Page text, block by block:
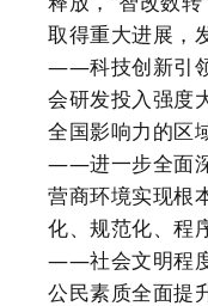
取得重大进展，
——科技创新引领
会研发投入强度
全国影响力的区
——进一步全面深
营商环境实现根
化、规范化、程
——社会文明程度
公民素质全面提